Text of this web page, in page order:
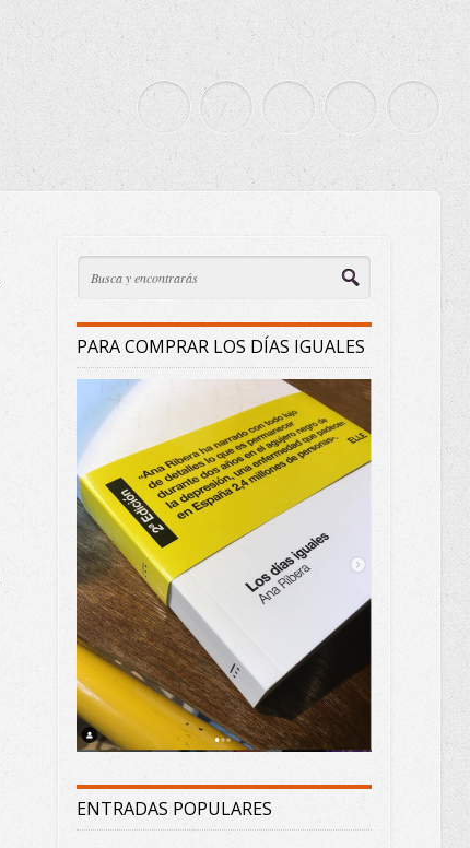
PARA COMPRAR LOS DÍAS IGUALES
ENTRADAS POPULARES